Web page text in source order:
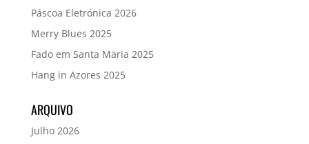
Páscoa Eletrónica 2026
Merry Blues 2025
Fado em Santa Maria 2025
Hang in Azores 2025
ARQUIVO
Julho 2026